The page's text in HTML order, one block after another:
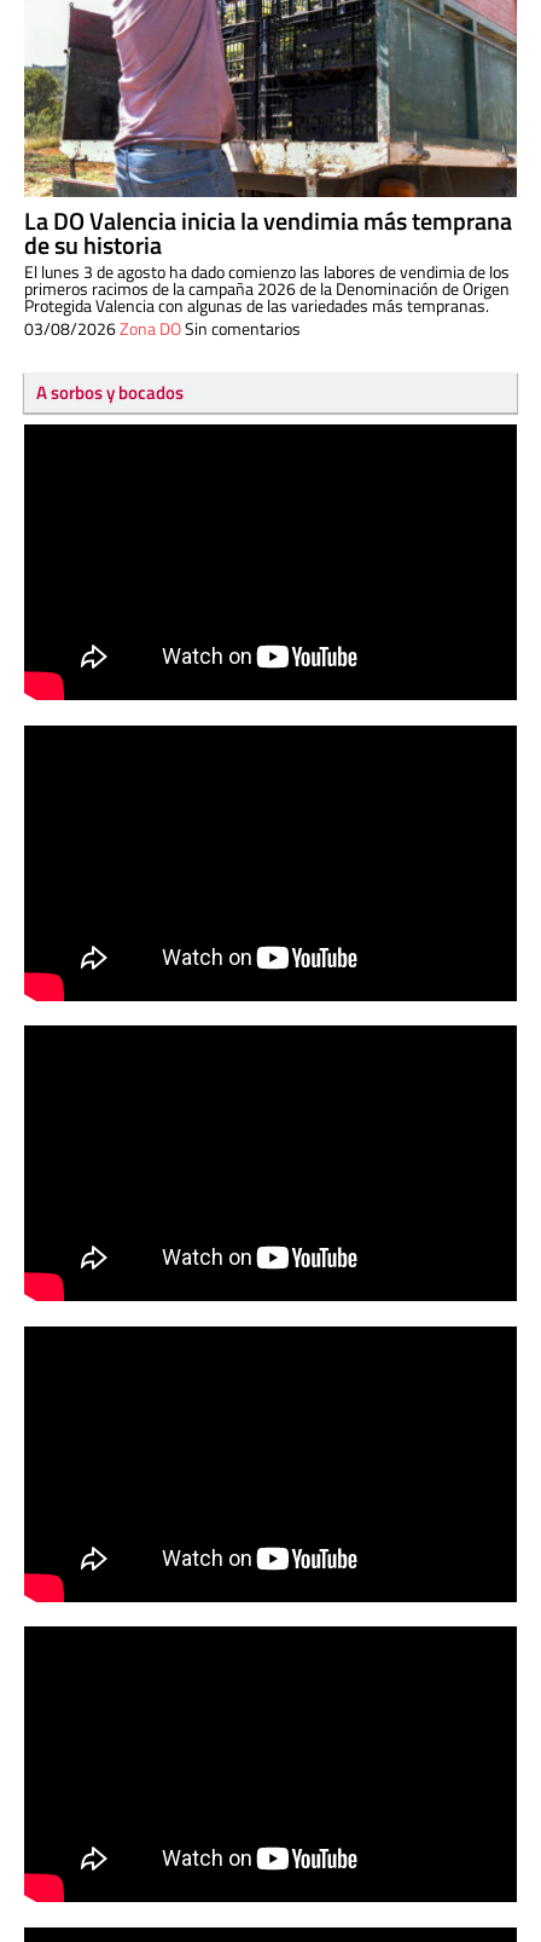
La DO Valencia inicia la vendimia más temprana
de su historia
El lunes 3 de agosto ha dado comienzo las labores de vendimia de los
primeros racimos de la campaña 2026 de la Denominación de Origen
Protegida Valencia con algunas de las variedades más tempranas.
03/08/2026Zona DOSin comentarios
A sorbos y bocados